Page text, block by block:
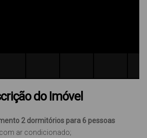
do Imóvel
para 6 pessoas
ar condicionado;